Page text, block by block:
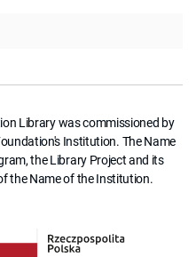
Library was commissioned by
Institution. The Name
the Library Project and its
the Name of the Institution.